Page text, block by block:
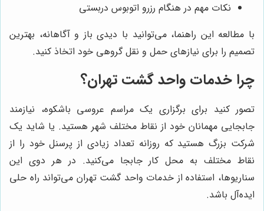
نکات مهم در هنگام رزرو اتوبوس دربستی
با مطالعه این راهنما، می‌توانید با دیدی باز و آگاهانه، بهترین
تصمیم را برای نیازهای حمل و نقل گروهی خود اتخاذ کنید.
چرا خدمات واحد گشت تهران؟
تصور کنید برای برگزاری یک مراسم عروسی باشکوه، نیازمند
جابجایی مهمانان خود از نقاط مختلف شهر هستید. یا شاید یک
شرکت بزرگ هستید که روزانه تعداد زیادی از پرسنل خود را از
نقاط مختلف به محل کار جابجا می‌کنید. در هر دوی این
سناریوها، استفاده از خدمات واحد گشت تهران می‌تواند راه حلی
ایده‌آل باشد.